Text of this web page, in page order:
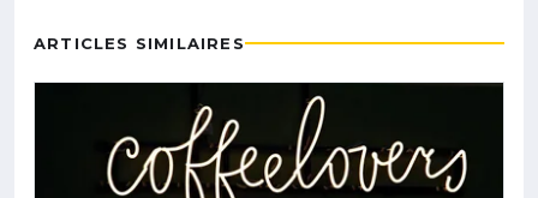
ARTICLES SIMILAIRES